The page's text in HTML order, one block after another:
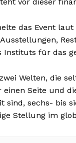
das Event
Instituts für das
Welten, die
Seite und
sind, sechs- bis
Stellung im